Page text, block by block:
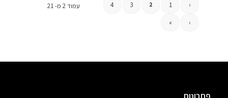
עמוד 2 מ- 21 ‹
1
2
3
4
›
»